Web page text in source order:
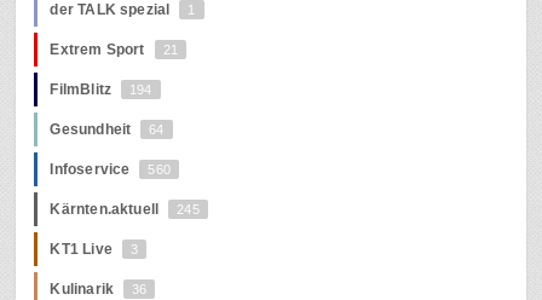
der TALK spezial 1
Extrem Sport 21
FilmBlitz 194
Gesundheit 64
Infoservice 560
Kärnten.aktuell 245
KT1 Live 3
Kulinarik 36